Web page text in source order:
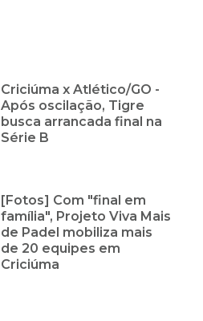
Criciúma x Atlético/GO -
Após oscilação, Tigre
busca arrancada final na
Série B
[Fotos] Com "final em
família", Projeto Viva Mais
de Padel mobiliza mais
de 20 equipes em
Criciúma